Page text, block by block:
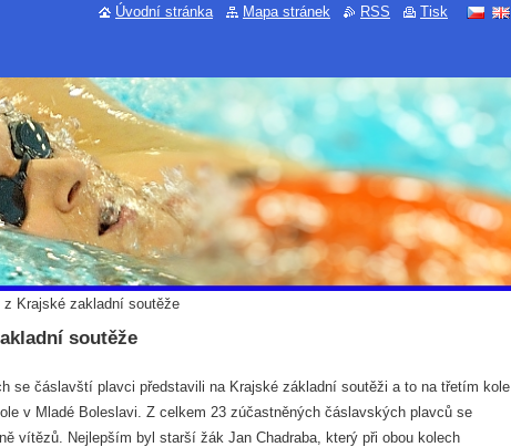
Krajské zakladní soutěže
soutěže
se čáslavští plavci představili na Krajské základní soutěži a to na třetím kole
v Mladé Boleslavi. Z celkem 23 zúčastněných čáslavských plavců se
vítězů. Nejlepším byl starší žák Jan Chadraba, který při obou kolech
Úvodní stránka Mapa stránek RSS Tisk